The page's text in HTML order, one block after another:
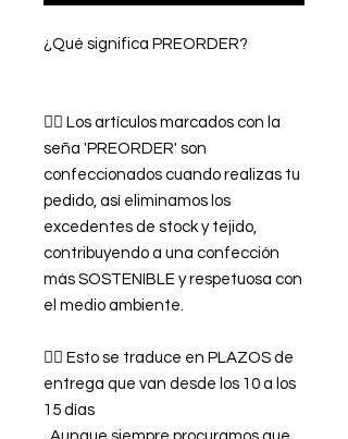
¿Qué significa PREORDER?
👉🏿 Los artículos marcados con la
seña 'PREORDER' son
confeccionados cuando realizas tu
pedido, así eliminamos los
excedentes de stock y tejido,
contribuyendo a una confección
más SOSTENIBLE y respetuosa con
el medio ambiente.
👉🏿 Esto se traduce en PLAZOS de
entrega que van desde los 10 a los
15 días